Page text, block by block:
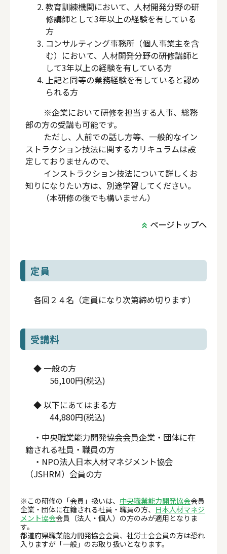
教育訓練機関において、人材開発分野の研
修講師として3年以上の経験を有している
方
コンサルティング事務所（個人事業主を含
む）において、人材開発分野の研修講師と
して3年以上の経験を有している方
上記と同等の業務経験を有していると認め
られる方
※企業において研修を担当する人事、総務
部の方の受講も可能です。
ただし、人前での話し方等、一般的なイン
ストラクション技法に関するカリキュラムは設
定しておりませんので、
インストラクション技法について詳しくお
知りになりたい方は、別途学習してください。
（本研修の後でも構いません）
ページトップへ
定員
各回２４名（定員になり次第締め切ります）
受講料
◆ 一般の方
56,100円(税込)
◆ 以下にあてはまる方
44,880円(税込)
・中央職業能力開発協会会員企業・団体に在
籍される社員・職員の方
・NPO法人日本人材マネジメント協会
（JSHRM）会員の方
※この研修の「会員」扱いは、 中央職業能力開発協会会員
企業・団体に在籍される社員・職員の方、 日本人材マネジ
メント協会会員（法人・個人）の方のみが適用となりま
す。
都道府県職業能力開発協会会員、社労士会会員の方は恐れ
入りますが「一般」のお取り扱いとなります。